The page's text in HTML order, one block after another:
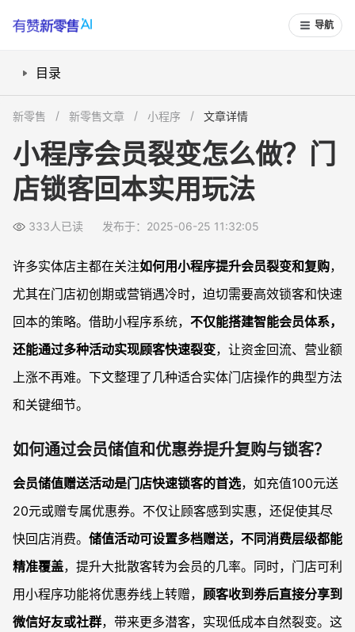
导航
目录
健康餐饮店主怎样用月卡/预售锁定客户？
快速提升营业额和回本需要关注哪些小程序功能？
小程序会员储值活动怎么设置才能有效锁客？
我的门店适合做顾客裂变推广吗？如何避免亏损？
新零售 新零售文章 小程序 文章详情
小程序会员裂变怎么做？门
店锁客回本实用玩法
333人已读 发布于：2025-06-25 11:32:05
许多实体店主都在关注如何用小程序提升会员裂变和复购，
尤其在门店初创期或营销遇冷时，迫切需要高效锁客和快速
回本的策略。借助小程序系统， 不仅能搭建智能会员体系，
还能通过多种活动实现顾客快速裂变，让资金回流、营业额
上涨不再难。下文整理了几种适合实体门店操作的典型方法
和关键细节。
如何通过会员储值和优惠券提升复购与锁客？
会员储值赠送活动是门店快速锁客的首选，如充值100元送
20元或赠专属优惠券。不仅让顾客感到实惠，还促使其尽
快回店消费。 储值活动可设置多档赠送，不同消费层级都能
精准覆盖，提升大批散客转为会员的几率。同时，门店可利
用小程序功能将优惠券线上转赠， 顾客收到券后直接分享到
微信好友或社群，带来更多潜客，实现低成本自然裂变。这